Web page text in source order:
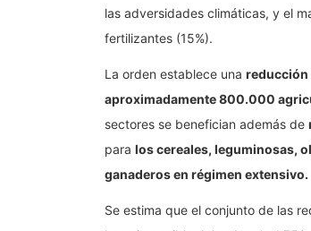
las adversidades climáticas, y el
fertilizantes (15%).
La orden establece una reducción
aproximadamente 800.000
sectores se benefician además de
para los cereales, leguminosas,
ganaderos en régimen extensivo.
Se estima que el conjunto de las